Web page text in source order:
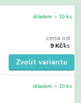
cena od
9 Kč/ks
skladem > 10 ks
Zvolit variantu
skladem > 10 ks